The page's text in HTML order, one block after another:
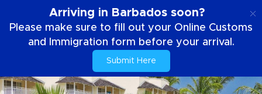
Arriving in Barbados soon?
Please make sure to fill out your Online Customs
and Immigration form before your arrival.
Submit Here